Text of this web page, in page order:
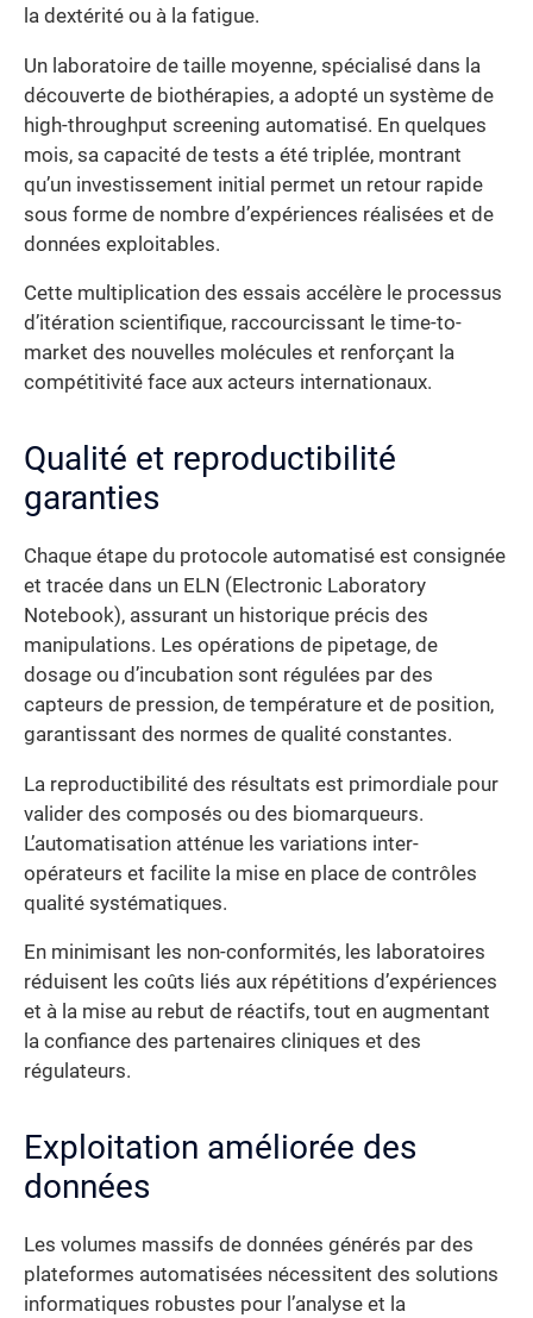
la dextérité ou à la fatigue.
Un laboratoire de taille moyenne, spécialisé dans la
découverte de biothérapies, a adopté un système de
high-throughput screening automatisé. En quelques
mois, sa capacité de tests a été triplée, montrant
qu’un investissement initial permet un retour rapide
sous forme de nombre d’expériences réalisées et de
données exploitables.
Cette multiplication des essais accélère le processus
d’itération scientifique, raccourcissant le time-to-
market des nouvelles molécules et renforçant la
compétitivité face aux acteurs internationaux.
Qualité et reproductibilité
garanties
Chaque étape du protocole automatisé est consignée
et tracée dans un ELN (Electronic Laboratory
Notebook), assurant un historique précis des
manipulations. Les opérations de pipetage, de
dosage ou d’incubation sont régulées par des
capteurs de pression, de température et de position,
garantissant des normes de qualité constantes.
La reproductibilité des résultats est primordiale pour
valider des composés ou des biomarqueurs.
L’automatisation atténue les variations inter-
opérateurs et facilite la mise en place de contrôles
qualité systématiques.
En minimisant les non-conformités, les laboratoires
réduisent les coûts liés aux répétitions d’expériences
et à la mise au rebut de réactifs, tout en augmentant
la confiance des partenaires cliniques et des
régulateurs.
Exploitation améliorée des
données
Les volumes massifs de données générés par des
plateformes automatisées nécessitent des solutions
informatiques robustes pour l’analyse et la